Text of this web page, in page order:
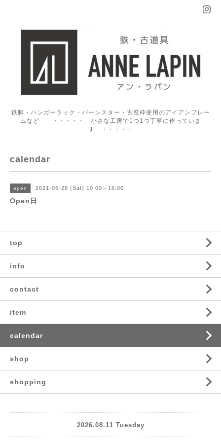
鉄脚・ハンガーラック・バーンスター・古窓枠使用のアイアンフレー
ムなど ・・・・・ 小さな工房で1つ1つ丁寧に作っていま
す ・・・・・
calendar
open 2021-05-29 (Sat) 10:00～16:00
Open日
top
info
contact
item
calendar
shop
shopping
2026.08.11 Tuesday